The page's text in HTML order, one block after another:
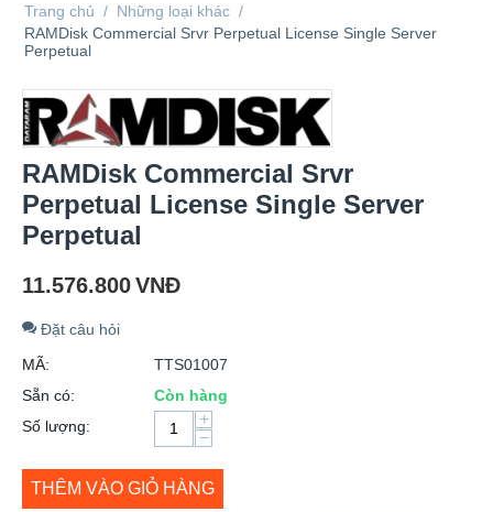
Trang chủ / Những loại khác /
RAMDisk Commercial Srvr Perpetual License Single Server
Perpetual
RAMDisk Commercial Srvr
Perpetual License Single Server
Perpetual
11.576.800VNĐ
Đặt câu hỏi
MÃ:
TTS01007
Sẵn có:
Còn hàng
Số lượng:
+
−
THÊM VÀO GIỎ HÀNG